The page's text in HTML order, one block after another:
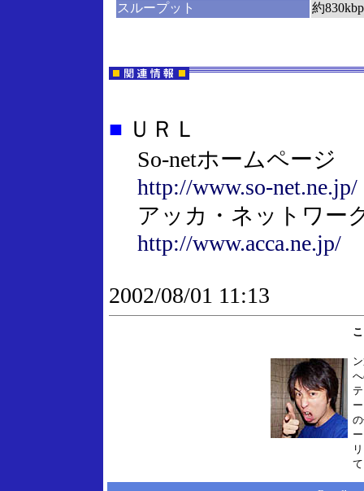
スループット
約
■ ＵＲＬ
So-netホームページ
http://www.so-net.ne.jp/
アッカ・ネットワー
http://www.acca.ne.jp/
2002/08/01 11:13